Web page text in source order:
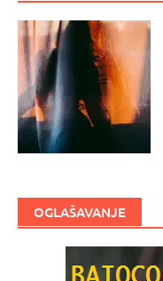
OGLAŠAVANJE